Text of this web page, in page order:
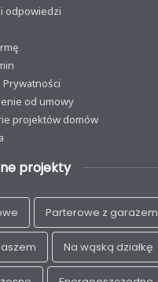
odpowiedzi
Prywatności
od umowy
projektów domów
projekty
Parterowe z garażem
Na wąską działkę